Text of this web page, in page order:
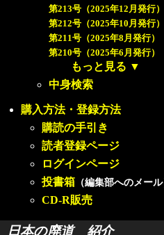
第213号（2025年12月発行）
第212号（2025年10月発行）
第211号（2025年8月発行）
第210号（2025年6月発行）
もっと見る ▼
中身検索
購入方法・登録方法
購読の手引き
読者登録ページ
ログインページ
投書箱 （編集部へのメール
CD-R販売
日本の廃道 紹介